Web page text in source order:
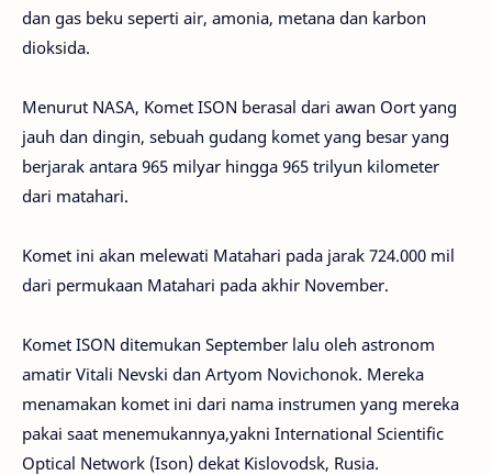
dan gas beku seperti air, amonia, metana dan karbon
dioksida.
Menurut NASA, Komet ISON berasal dari awan Oort yang
jauh dan dingin, sebuah gudang komet yang besar yang
berjarak antara 965 milyar hingga 965 trilyun kilometer
dari matahari.
Komet ini akan melewati Matahari pada jarak 724.000 mil
dari permukaan Matahari pada akhir November.
Komet ISON ditemukan September lalu oleh astronom
amatir Vitali Nevski dan Artyom Novichonok. Mereka
menamakan komet ini dari nama instrumen yang mereka
pakai saat menemukannya,yakni International Scientific
Optical Network (Ison) dekat Kislovodsk, Rusia.